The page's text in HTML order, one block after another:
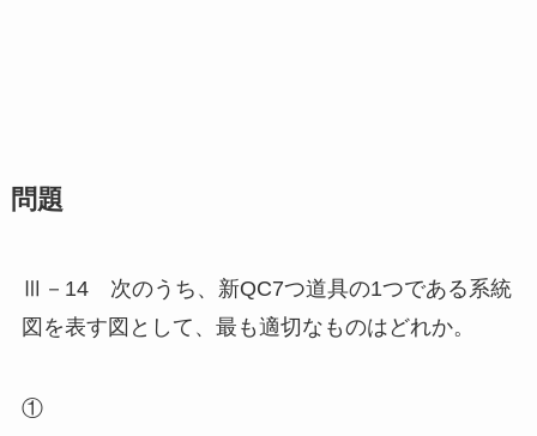
問題
Ⅲ－14 次のうち、新QC7つ道具の1つである系統
図を表す図として、最も適切なものはどれか。
①